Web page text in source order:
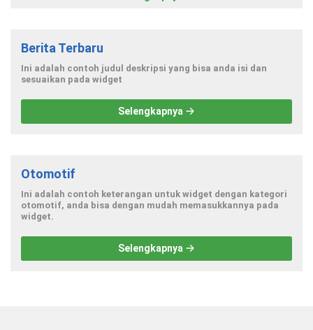
Berita Terbaru
Ini adalah contoh judul deskripsi yang bisa anda isi dan
sesuaikan pada widget
Selengkapnya
Otomotif
Ini adalah contoh keterangan untuk widget dengan kategori
otomotif, anda bisa dengan mudah memasukkannya pada
widget.
Selengkapnya